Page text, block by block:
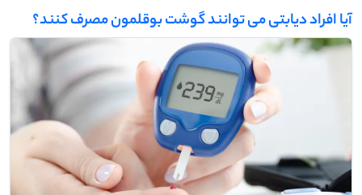
آیا افراد دیابتی می توانند گوشت بوقلمون مصرف کنند؟